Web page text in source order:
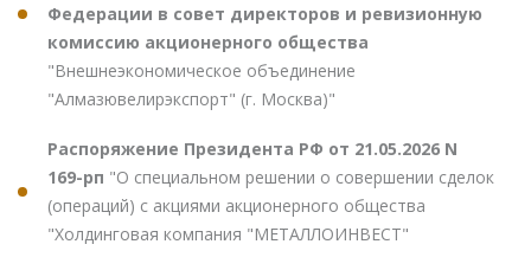
Федерации в совет директоров и ревизионную
комиссию акционерного общества
"Внешнеэкономическое объединение
"Алмазювелирэкспорт" (г. Москва)"
Распоряжение Президента РФ от 21.05.2026 N
169-рп "О специальном решении о совершении сделок
(операций) с акциями акционерного общества
"Холдинговая компания "МЕТАЛЛОИНВЕСТ"